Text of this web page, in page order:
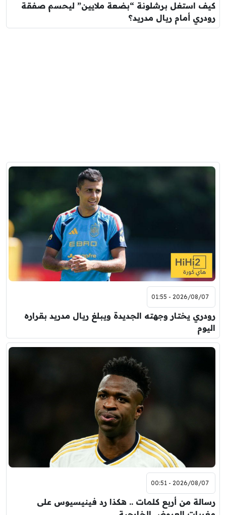
كيف استغل برشلونة “بضعة ملايين” ليحسم صفقة
رودري أمام ريال مدريد؟
2026/08/07 - 01:55
رودري يختار وجهته الجديدة ويبلغ ريال مدريد بقراره
اليوم
2026/08/07 - 00:51
رسالة من أربع كلمات .. هكذا رد فينيسيوس على